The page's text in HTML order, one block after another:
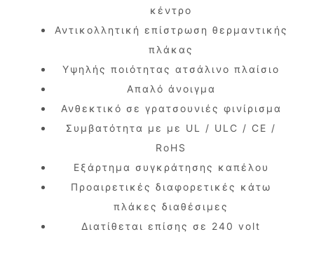
κέντρο
Αντικολλητική επίστρωση θερμαντικής
πλάκας
Υψηλής ποιότητας ατσάλινο πλαίσιο
Απαλό άνοιγμα
Ανθεκτικό σε γρατσουνιές φινίρισμα
Συμβατότητα με με UL / ULC / CE /
RoHS
Εξάρτημα συγκράτησης καπέλου
Προαιρετικές διαφορετικές κάτω
πλάκες διαθέσιμες
Διατίθεται επίσης σε 240 volt